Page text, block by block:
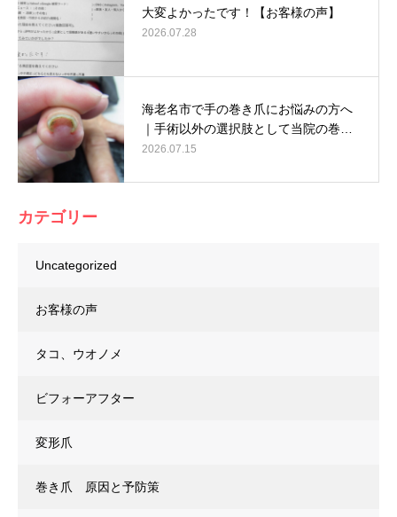
大変よかったです！【お客様の声】
2026.07.28
海老名市で手の巻き爪にお悩みの方へ
｜手術以外の選択肢として当院の巻…
2026.07.15
カテゴリー
Uncategorized
お客様の声
タコ、ウオノメ
ビフォーアフター
変形爪
巻き爪 原因と予防策